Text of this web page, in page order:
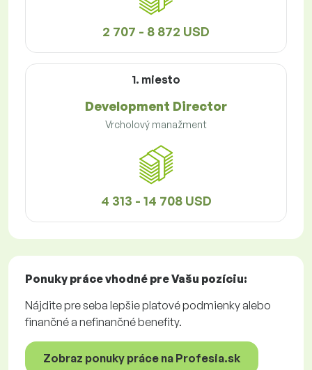
2 707 - 8 872 USD
1. miesto
Development Director
Vrcholový manažment
4 313 - 14 708 USD
Ponuky prácevhodné pre Vašu pozíciu:
Nájdite pre seba lepšie platové podmienky alebo
finančné a nefinančné benefity.
Zobraz ponuky práce na Profesia.sk